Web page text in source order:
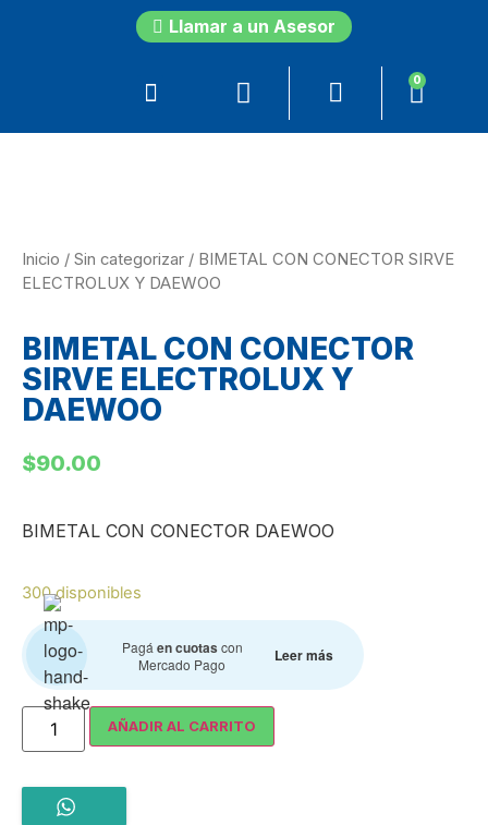
Llamar a un Asesor
0
Inicio / Sin categorizar / BIMETAL CON CONECTOR SIRVE
ELECTROLUX Y DAEWOO
BIMETAL CON CONECTOR
SIRVE ELECTROLUX Y
DAEWOO
$90.00
BIMETAL CON CONECTOR DAEWOO
300 disponibles
Pagáen cuotas con
Mercado Pago
Leer más
AÑADIR AL CARRITO